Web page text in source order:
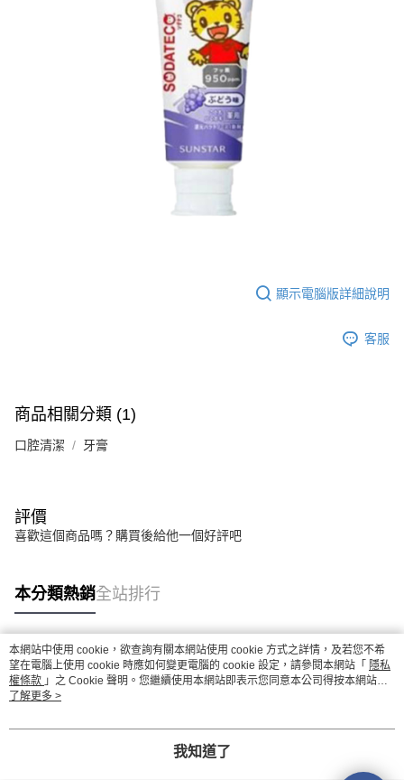
※ 交易是否成功請以「AFTEE先享後付 」之結帳頁面顯示為準，若有關於
是否繳費成功／繳費後需取消欲退款等相關疑問，請聯繫「AFTEE先享後付
https://netprotections.freshdesk.com/support/home
１．透過由恩沛科技股份有限公司提供之「AFTEE先享後付」服務完成之交
易，需依本服務之必要範圍內提供個人資料，並將交易相關給付款項請求債
權轉讓予恩沛科技股份有限公司。
２．關於個人資料處理事宜，請瀏覽以下網址：
３．未成年的使用者請事先徵得法定代理人或監護人之同意方可使用
「AFTEE先享後付」，若未經同意申辦者引起之損失，本公司不負相關責
４．使用「AFTEE先享後付」時，將依據個別帳號之用戶狀況，依本公司即
恩沛科技股份有限公司將有權停止該用戶之使用額度並採取法律行動。
每筆NT$60，滿NT$590(含以上)免運費
每筆NT$100，滿NT$590(含以上)免運費
每筆NT$150，滿NT$890(含以上)免運費
顯示電腦版詳細說明
客服
商品相關分類 (1)
口腔清潔 牙膏
評價
喜歡這個商品嗎？購買後給他一個好評吧
本分類熱銷全站排行
熱門標籤
本網站中使用 cookie，欲查詢有關本網站使用 cookie 方式之詳情，及若您不希
望在電腦上使用 cookie 時應如何變更電腦的 cookie 設定，請參閱本網站「 隱私
權條款 」之 Cookie 聲明。您繼續使用本網站即表示您同意本公司得按本網站使
用條款之 Cookie 聲明使用 cookie。
了解更多 >
我知道了